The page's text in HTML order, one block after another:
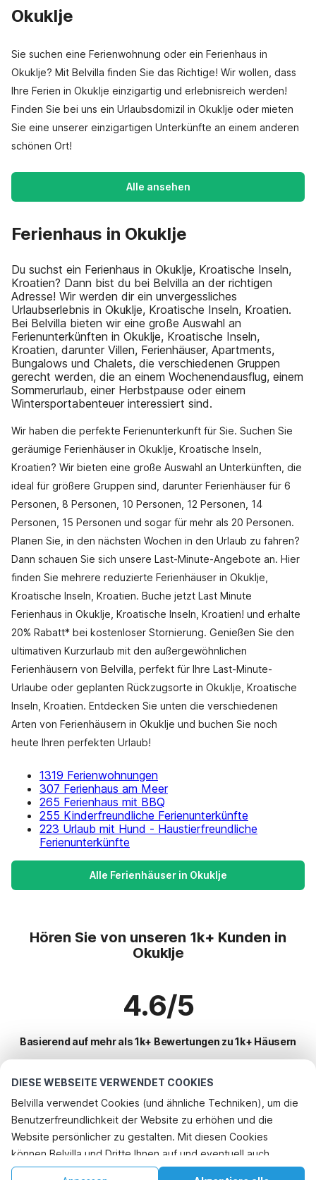
DIESE WEBSEITE VERWENDET COOKIES
Belvilla verwendet Cookies (und ähnliche Techniken), um die
Benutzerfreundlichkeit der Website zu erhöhen und die
Website persönlicher zu gestalten. Mit diesen Cookies
können Belvilla und Dritte Ihnen auf und eventuell auch
außerhalb unserer Website folgen, um Werbung Ihren
Okuklje
Sie suchen eine Ferienwohnung oder ein Ferienhaus in
Okuklje? Mit Belvilla finden Sie das Richtige! Wir wollen, dass
Ihre Ferien in Okuklje einzigartig und erlebnisreich werden!
Finden Sie bei uns ein Urlaubsdomizil in Okuklje oder mieten
Sie eine unserer einzigartigen Unterkünfte an einem anderen
schönen Ort!
Alle ansehen
Ferienhaus in Okuklje
Du suchst ein Ferienhaus in Okuklje, Kroatische Inseln,
Kroatien? Dann bist du bei Belvilla an der richtigen
Adresse! Wir werden dir ein unvergessliches
Urlaubserlebnis in Okuklje, Kroatische Inseln, Kroatien.
Bei Belvilla bieten wir eine große Auswahl an
Ferienunterkünften in Okuklje, Kroatische Inseln,
Kroatien, darunter Villen, Ferienhäuser, Apartments,
Bungalows und Chalets, die verschiedenen Gruppen
gerecht werden, die an einem Wochenendausflug, einem
Sommerurlaub, einer Herbstpause oder einem
Wintersportabenteuer interessiert sind.
Wir haben die perfekte Ferienunterkunft für Sie. Suchen Sie
geräumige Ferienhäuser in Okuklje, Kroatische Inseln,
Kroatien? Wir bieten eine große Auswahl an Unterkünften, die
ideal für größere Gruppen sind, darunter Ferienhäuser für 6
Personen, 8 Personen, 10 Personen, 12 Personen, 14
Personen, 15 Personen und sogar für mehr als 20 Personen.
Planen Sie, in den nächsten Wochen in den Urlaub zu fahren?
Dann schauen Sie sich unsere Last-Minute-Angebote an. Hier
finden Sie mehrere reduzierte Ferienhäuser in Okuklje,
Kroatische Inseln, Kroatien. Buche jetzt Last Minute
Ferienhaus in Okuklje, Kroatische Inseln, Kroatien! und erhalte
20% Rabatt* bei kostenloser Stornierung. Genießen Sie den
ultimativen Kurzurlaub mit den außergewöhnlichen
Ferienhäusern von Belvilla, perfekt für Ihre Last-Minute-
Urlaube oder geplanten Rückzugsorte in Okuklje, Kroatische
Inseln, Kroatien. Entdecken Sie unten die verschiedenen
Arten von Ferienhäusern in Okuklje und buchen Sie noch
heute Ihren perfekten Urlaub!
1319 Ferienwohnungen
307 Ferienhaus am Meer
265 Ferienhaus mit BBQ
255 Kinderfreundliche Ferienunterkünfte
223 Urlaub mit Hund - Haustierfreundliche
Ferienunterkünfte
Alle Ferienhäuser in Okuklje
Hören Sie von unseren 1k+ Kunden in
Okuklje
4.6/5
Basierend auf mehr als 1k+ Bewertungen zu 1k+ Häusern
Beliebteste Reiseziele für Urlaub
Top-Städte mit Top-Annehmlichkeiten für den Urlaub
Ferienwohnungen okuklje
Ferienwohnungen saplunara
Beliebte Ausstattungen für Urlaub in Okuklje
Ferienwohnungen